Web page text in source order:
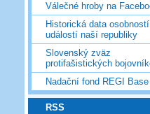
Válečné hroby na
Historická data
událostí naší republiky
Slovenský zväz
protifašistických
Nadační fond REGI Base
RSS